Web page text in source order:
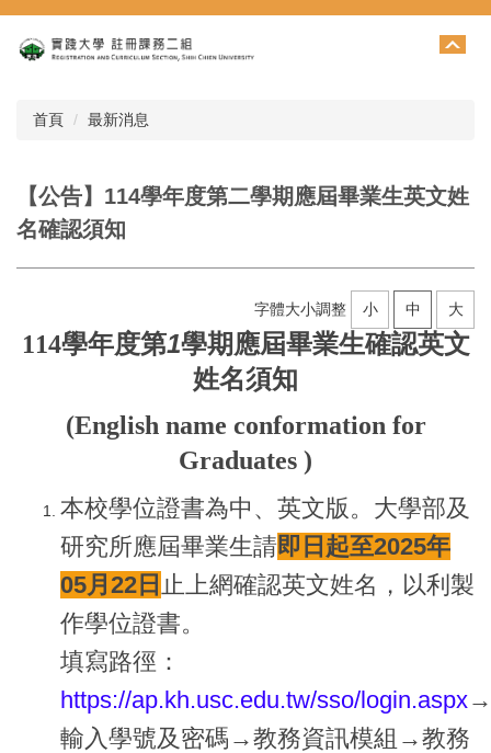
跳
到
主
首頁 最新消息
【公告】114學年度第二學期應屆畢業生英文姓
名確認須知
字體大小調整 小 中 大
114學年度第1學期應屆畢業生確認英文
姓名須知
(English name conformation for
Graduates )
本校學位證書為中、英文版。大學部及
研究所應屆畢業生請即日起至2025年
05月22日 止上網確認英文姓名，以利製
作學位證書。
填寫路徑：
https://ap.kh.usc.edu.tw/sso/login.aspx→
輸入學號及密碼→教務資訊模組→教務